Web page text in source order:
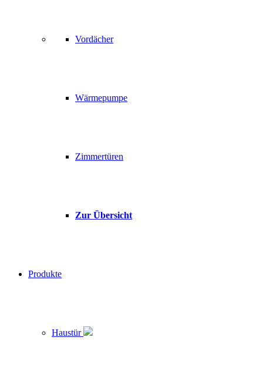
Vordächer
Wärmepumpe
Zimmertüren
Zur Übersicht
Produkte
Haustür